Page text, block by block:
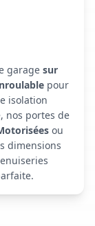
garage sur
pour
isolation
nos portes de
ou
dimensions